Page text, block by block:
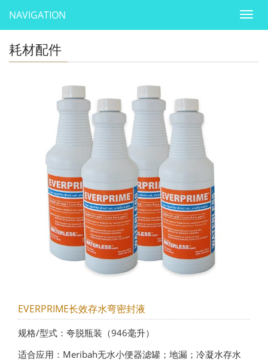
NAVIGATION
耗材配件
EVERPRIME长效存水弯密封液
规格/型式：夸脱瓶装（946毫升）
适合应用：Meribah无水小便器滤罐；地漏；冷凝水存水